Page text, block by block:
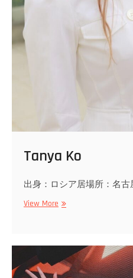
Tanya Ko
出身：ロシア居場所：名古
View More Tanya